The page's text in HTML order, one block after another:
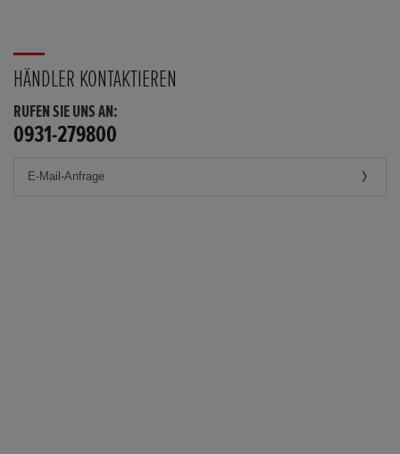
HÄNDLER KONTAKTIEREN
RUFEN SIE UNS AN:
0931-279800